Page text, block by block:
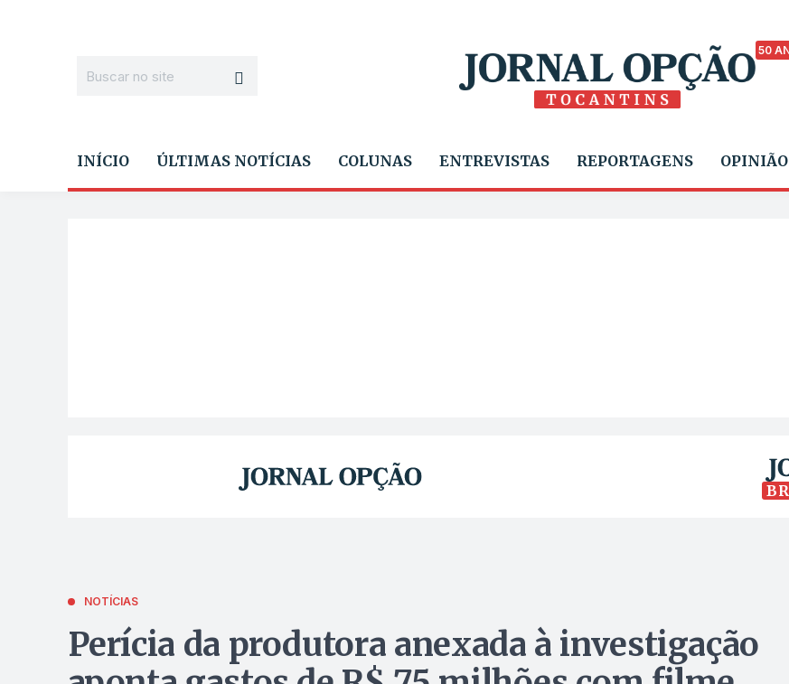
50
INÍCIO ÚLTIMAS NOTÍCIAS COLUNAS ENTREVISTAS REPORTAGENS OPINIÃO
NOTÍCIAS
Perícia da produtora anexada à investigação